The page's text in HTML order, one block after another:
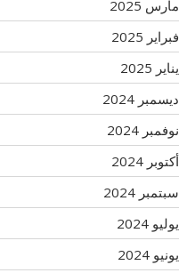
مارس 2025
فبراير 2025
يناير 2025
ديسمبر 2024
نوفمبر 2024
أكتوبر 2024
سبتمبر 2024
يوليو 2024
يونيو 2024